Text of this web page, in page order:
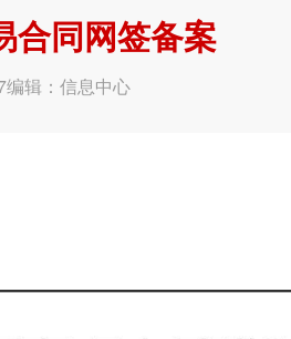
合同网签备案
编辑：信息中心